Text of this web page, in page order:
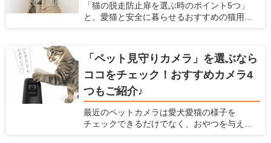
「猫の脱走防止扉を選ぶ時のポイント5つ」
と、愛猫と安全に暮らせるおすすめの猫用脱
「ペット見守りカメラ」を選ぶなら
ココをチェック！おすすめカメラ4
つもご紹介♪
最近のペットカメラは愛犬愛猫の様子を
チェックできるだけでなく、おやつを与えら